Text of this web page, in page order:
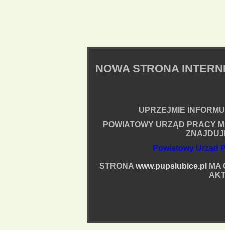
NOWA STRONA
UPRZEJMIE
POWIATOWY URZĄD PRACY
Powiatowy Urząd
STRONA www.pupslubice.pl
MA